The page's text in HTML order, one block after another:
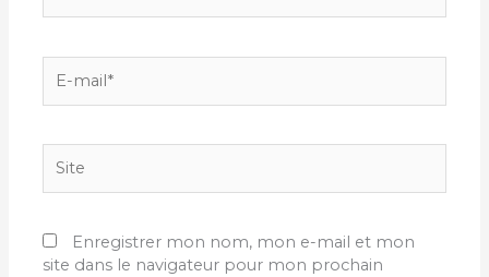
mail*
Enregistrer mon nom, mon e-mail et mon
site dans le navigateur pour mon prochain